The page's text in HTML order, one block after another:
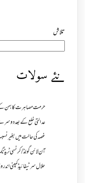
تلاش
نئے سولات
حرمت مصاہرت کا بہن
عدالتی خلع کے بعد
غصہ کی حالت میں بغیر
آن لائن گولڈ /کرنسی
حلال سرٹیفائیڈ کمپنی